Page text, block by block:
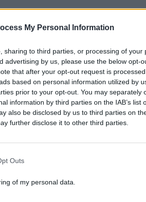
My Personal Information
sharing to third parties, or processing of your
advertising by us, please use the below opt-
that after your opt-out request is
based on personal information utilized by
prior to your opt-out. You may separately
information by third parties on the IAB’s list
also be disclosed by us to third parties on
further disclose it to other third parties.
Outs
of my personal data.